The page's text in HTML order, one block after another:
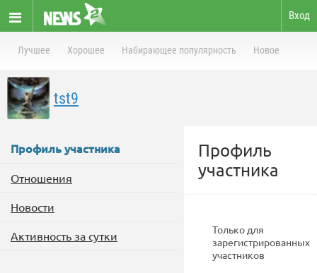
Вход
Лучшее Хорошее Набирающее популярность Новое
tst9
Профиль участника
Отношения
Новости
Активность за сутки
Профиль
участника
Только для
зарегистрированных
участников